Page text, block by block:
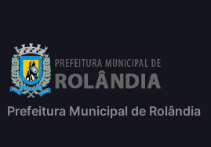
Prefeitura Municipal de Rolândia